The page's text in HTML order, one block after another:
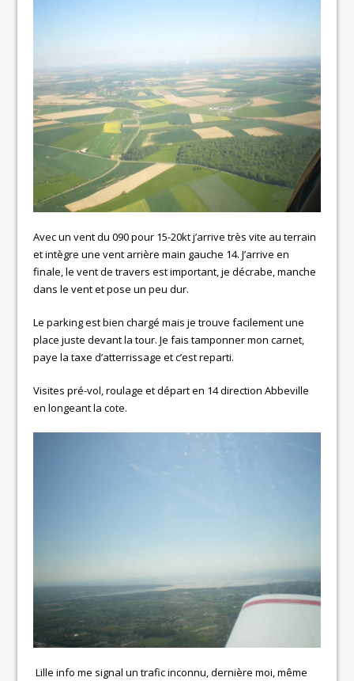
Avec un vent du 090 pour 15-20kt j’arrive très vite au terrain
et intègre une vent arrière main gauche 14. J’arrive en
finale, le vent de travers est important, je décrabe, manche
dans le vent et pose un peu dur.
Le parking est bien chargé mais je trouve facilement une
place juste devant la tour. Je fais tamponner mon carnet,
paye la taxe d’atterrissage et c’est reparti.
Visites pré-vol, roulage et départ en 14 direction Abbeville
en longeant la cote.
Lille info me signal un trafic inconnu, dernière moi, même